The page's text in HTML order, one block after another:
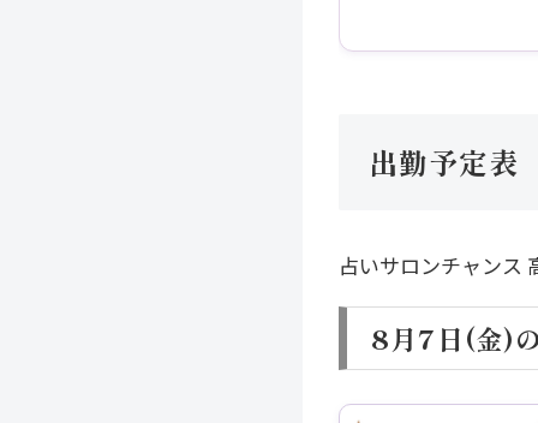
出勤予定表
占いサロンチャンス
8月7日(金)